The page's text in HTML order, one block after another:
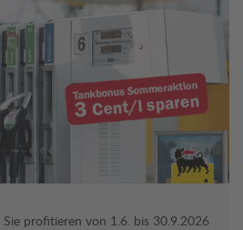
profitieren von 1.6. bis 30.9.2026